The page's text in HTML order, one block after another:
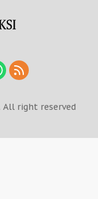
All right reserved